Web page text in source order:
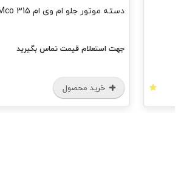
دسته موتور جلو ام وی ام 315 HAMco
جهت استعلام قیمت تماس بگیرید
خرید محصول